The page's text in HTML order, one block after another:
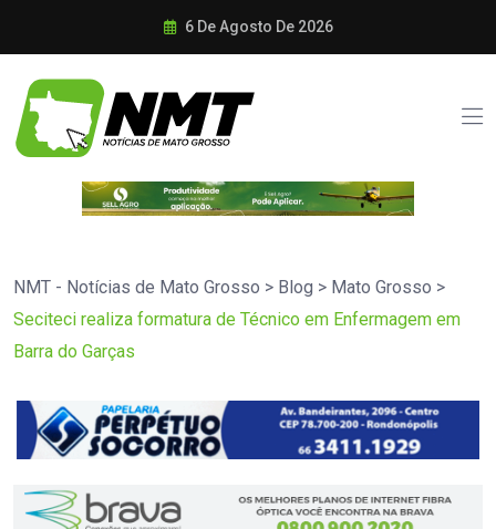
6 De Agosto De 2026
NMT - Notícias de Mato Grosso > Blog > Mato Grosso >
Seciteci realiza formatura de Técnico em Enfermagem em
Barra do Garças